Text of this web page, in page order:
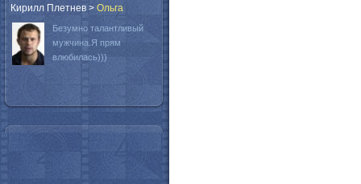
Кирилл Плетнев > Oльга
Безумно талантливый
мужчина.Я прям
влюбилась)))